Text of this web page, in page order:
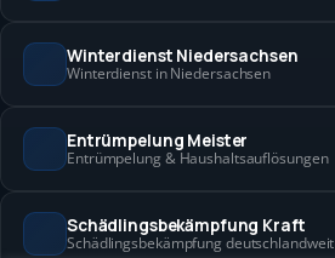
Winterdienst Niedersachsen
Winterdienst in Niedersachsen
Entrümpelung Meister
Entrümpelung & Haushaltsauflösungen
Schädlingsbekämpfung Kraft
Schädlingsbekämpfung deutschlandweit